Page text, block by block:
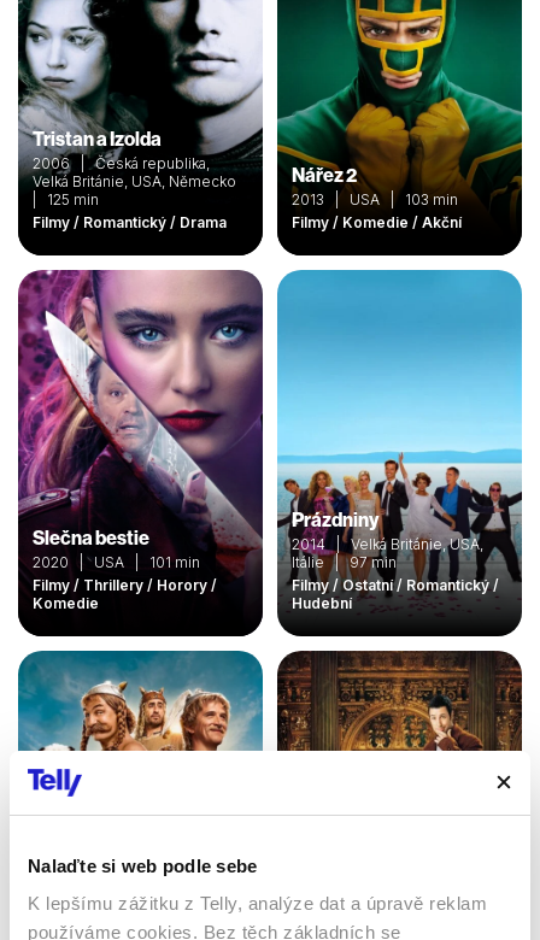
Nalaďte si web podle sebe
K lepšímu zážitku z Telly, analýze dat a úpravě reklam
používáme cookies. Bez těch základních se
Tristan a Izolda
2006 | Česká republika,
Velká Británie, USA, Německo
| 125 min
Filmy / Romantický / Drama
Nářez 2
2013 | USA | 103 min
Filmy / Komedie / Akční
Slečna bestie
2020 | USA | 101 min
Filmy / Thrillery / Horory /
Komedie
Prázdniny
2014 | Velká Británie, USA,
Itálie | 97 min
Filmy / Ostatní / Romantický /
Hudební
Asterix a Obelix: Ríša
stredu
2023 | Francie, Belgie | 112